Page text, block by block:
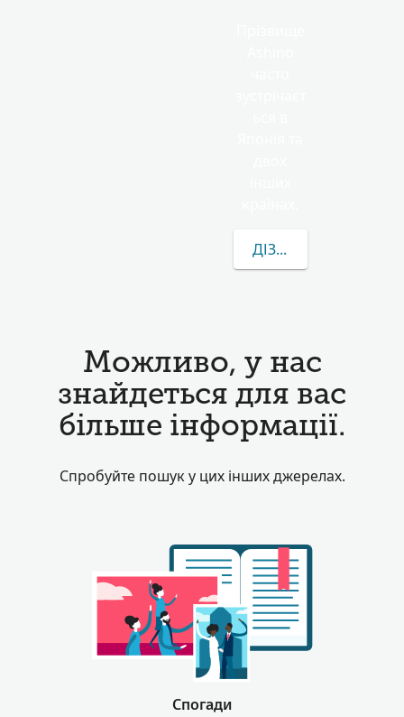
ДІЗНАТИСЯ БІЛЬШЕ
Можливо, у нас
знайдеться для вас
більше інформації.
Спробуйте пошук у цих інших джерелах.
Спогади